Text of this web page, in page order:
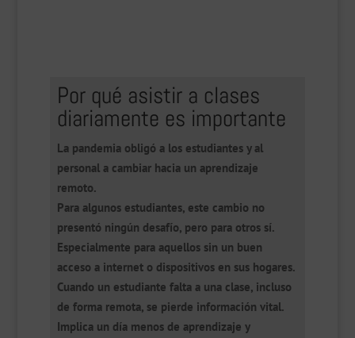
Por qué asistir a clases
diariamente es importante
La pandemia obligó a los estudiantes y al
personal a cambiar hacia un aprendizaje
remoto.
Para algunos estudiantes, este cambio no
presentó ningún desafío, pero para otros sí.
Especialmente para aquellos sin un buen
acceso a internet o dispositivos en sus hogares.
Cuando un estudiante falta a una clase, incluso
de forma remota, se pierde información vital.
Implica un día menos de aprendizaje y